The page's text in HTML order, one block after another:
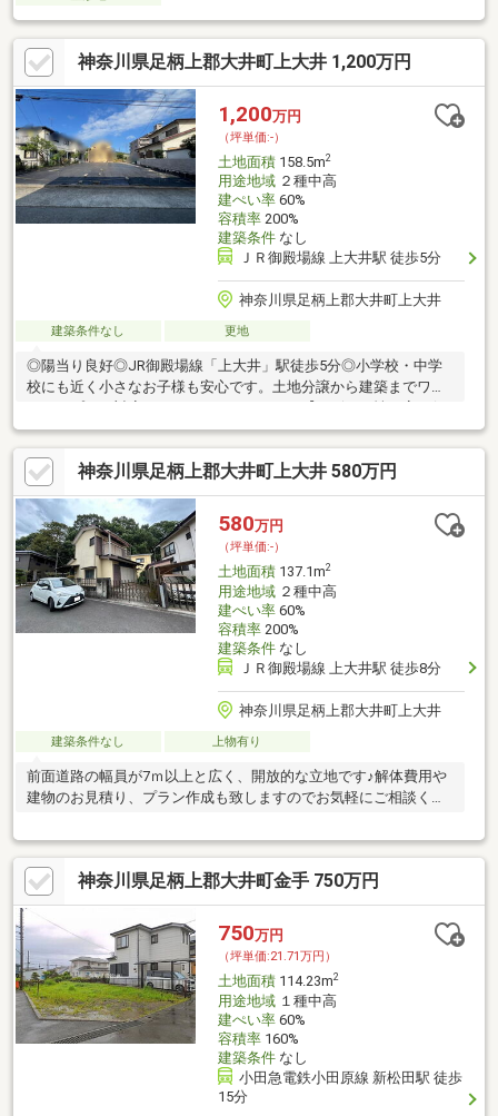
神奈川県足柄上郡大井町上大井 1,200万円
1,200万円
（坪単価:-）
土地面積158.5m2
用途地域２種中高
建ぺい率60%
容積率200%
建築条件なし
ＪＲ御殿場線 上大井駅 徒歩5分
神奈川県足柄上郡大井町上大井
建築条件なし 更地
◎陽当り良好◎JR御殿場線「上大井」駅徒歩5分◎小学校・中学
校にも近く小さなお子様も安心です。土地分譲から建築までワン
証もしっかりとしていて安心して暮らせる適正価格な家】を一切
の妥協なくご提供致します。敷地に対してどんな建物が建てられ
るのか、どんな間取りが出来るかなどご説明をさせて頂きます。
お気軽にご相談ください。
神奈川県足柄上郡大井町上大井 580万円
580万円
（坪単価:-）
土地面積137.1m2
用途地域２種中高
建ぺい率60%
容積率200%
建築条件なし
ＪＲ御殿場線 上大井駅 徒歩8分
神奈川県足柄上郡大井町上大井
建築条件なし 上物有り
前面道路の幅員が7ｍ以上と広く、開放的な立地です♪解体費用や
建物のお見積り、プラン作成も致しますのでお気軽にご相談くだ
神奈川県足柄上郡大井町金手 750万円
750万円
（坪単価:21.71万円）
土地面積114.23m2
用途地域１種中高
建ぺい率60%
容積率160%
建築条件なし
小田急電鉄小田原線 新松田駅 徒歩
15分